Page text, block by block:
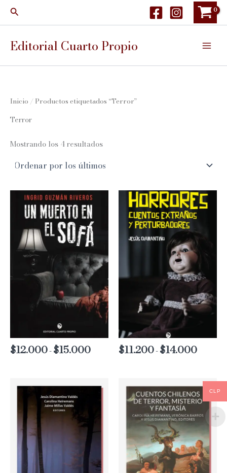
Buscar
Editorial Cuarto Propio
Inicio / Productos etiquetados “Terror”
Terror
Mostrando los 4 resultadosOrdenado
últimos
$12.000- $15.000Rango
hasta
$11.200- $14.000Rango
$11.200
hasta
$14.000
CLP